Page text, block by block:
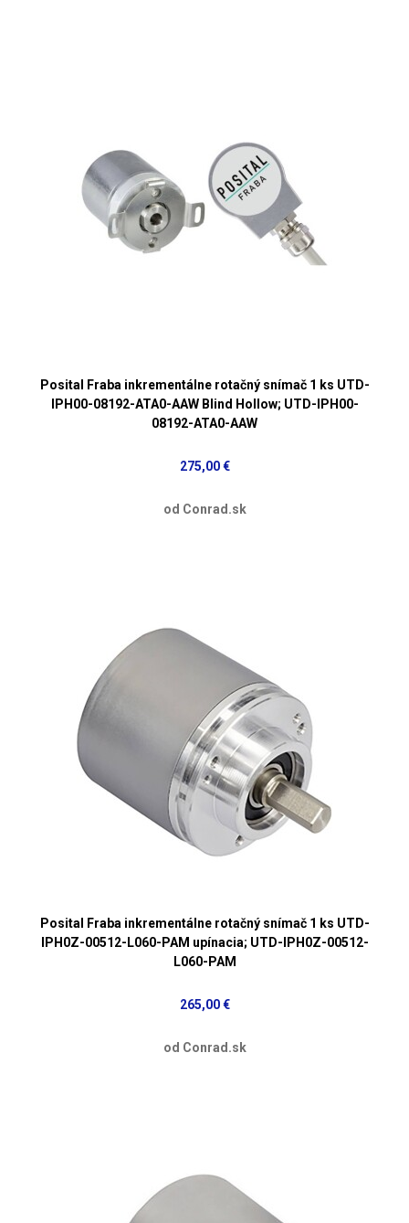
Posital Fraba inkrementálne rotačný snímač 1 ks UTD-
IPH00-08192-ATA0-AAW Blind Hollow; UTD-IPH00-
08192-ATA0-AAW
275,00 €
od Conrad.sk
Posital Fraba inkrementálne rotačný snímač 1 ks UTD-
IPH0Z-00512-L060-PAM upínacia; UTD-IPH0Z-00512-
L060-PAM
265,00 €
od Conrad.sk